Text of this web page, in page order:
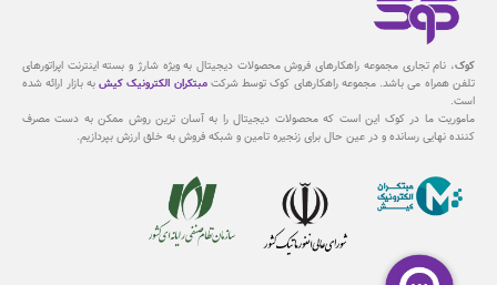
کوک، نام تجاری مجموعه راهکارهای فروش محصولات دیجیتال به ویژه شارژ و بسته اینترنت اپراتورهای
تلفن همراه می باشد. مجموعه راهکارهای کوک توسط شرکتمبتکران الکترونیک کیشبه بازار ارائه شده
است.
ماموریت ما در کوک این است که محصولات دیجیتال را به آسان ترین روش ممکن به دست مصرف
کننده نهایی رسانده و در عین حال برای زنجیره تامین و شبکه فروش به خلق ارزش بپردازیم.